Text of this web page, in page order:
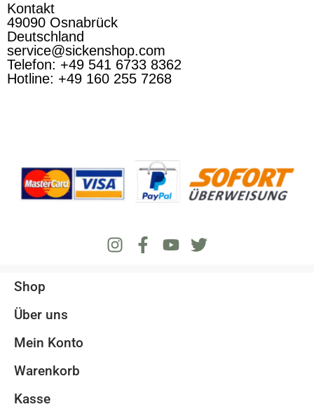
Kontakt
49090 Osnabrück
Deutschland
service@sickenshop.com
Telefon: +49 541 6733 8362
Hotline: +49 160 255 7268
Shop
Über uns
Mein Konto
Warenkorb
Kasse